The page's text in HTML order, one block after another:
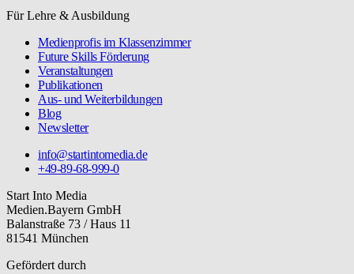
Für Lehre & Ausbildung
Medienprofis im Klassenzimmer
Future Skills Förderung
Veranstaltungen
Publikationen
Aus- und Weiterbildungen
Blog
Newsletter
info@startintomedia.de
+49-89-68-999-0
Start Into Media
Medien.Bayern GmbH
Balanstraße 73 / Haus 11
81541 München
Gefördert durch